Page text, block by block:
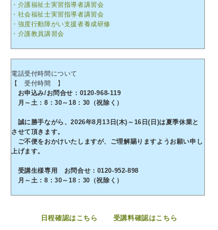
・介護福祉士実習指導者講習会
・社会福祉士実習指導者講習会
・強度行動障がい支援者養成研修
・介護教員講習会
電話受付時間について
【 受付時間 】
お申込み/お問合せ：0120-968-119
月～土：8：30～18：30（祝除く）
誠に勝手ながら、2026年8月13日(木)～16日(日)は夏季休業と
させて頂きます。
ご不便をおかけいたしますが、ご理解賜りますようお願い申し
上げます。
受講生様専用 お問合せ：0120-952-898
月～土：8：30～18：30（祝除く）
日程確認はこちら 受講料確認はこちら